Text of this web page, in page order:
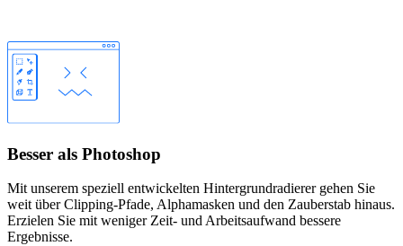
Besser als Photoshop
Mit unserem speziell entwickelten Hintergrundradierer gehen Sie
weit über Clipping-Pfade, Alphamasken und den Zauberstab hinaus.
Erzielen Sie mit weniger Zeit- und Arbeitsaufwand bessere
Ergebnisse.